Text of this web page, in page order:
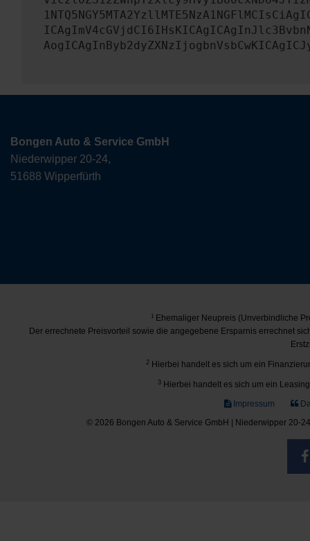
Bongen Auto & Service GmbH
Niederwipper 20-24,
51688 Wipperfürth
1Ehemaliger Neupreis (Unverbindliche
Der errechnete Preisvorteil sowie die angegebene Ersparnis errechnet
2 Hierbei handelt es sich um ein
3 Hierbei handelt es sich um ein
Impressum
© 2026 Bongen Auto & Service GmbH | Niederwipper 20-